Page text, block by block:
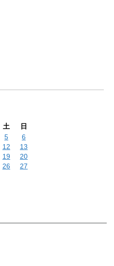
土
日
5
6
12
13
19
20
26
27